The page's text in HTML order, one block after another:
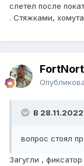
слетел после
. Стяжками,
В 28.11.2022
вопрос стоял
Загугли ,